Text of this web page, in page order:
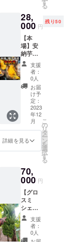
お願い致し
ます。
ブラン
ド推進
本部に
加入し
まし
た！ブ
ランド
推進本
部では
主にふ
るさと
納税の
返礼品
として
安納芋
してい
ます、
ド推進
本部に
加入す
る条件
は地域
のGAP
の認証
を貰う
必要が
ありま
着後1週
間程度
こちら
の商品
は去年
台風被
害を受
けた畑
の中で
少しだ
け生き
残って
いた樹
から収
穫出来
のバナ
ナで
次第順
次発送
致しま
す、発
送が予
定より
遅れる
場合が
ござい
だけで
スイー
ツのよ
うな甘
さと
なって
おりま
す。 #
栽培・
生産の
こだわ
と味に
は自信
があり
鹿児島
県農林
取得、
ふるさ
と納税
返礼品
として
の出
品。 今
年は病
気の影
ル袋に
入れて
20℃位
の場所
に保管
して下
さい、
一緒に
りんご
をいれ
てると
追熟が
早まり
ます
（りん
ごから
出るエ
ある程
度黄色
くなり
ました
らリン
ゴを出
しシュ
ガース
ポット
選択し
たサイ
ズの安
納芋
10kg
ごく稀
に痛ん
でいる
個体が
あるの
でその
分の補
填とし
て予め
500g程
(10kg+
10.5kg)
多めに
入れさ
せて頂
きま
す、ご
了承の
上ご購
入お願
る
28,
000 円
残り50
【本
場】安
納芋紅
20kg 完
熟！
ねっと
り！
【種子
島産】
＆幸運
の猫
ちゃん
の写真
付きお
礼の
メール
選択し
たサイ
ズの安
納芋
20kg
ごく稀
に痛ん
でいる
個体が
支援
者：
0人
お届
け予
定：
2023
年12
月
詳細を見る
こ
の
リ
タ
ー
ン
を
選
択
す
る
70,
000 円
【グロ
スミ
シェル
種】の
樹1本の
期間限
定オー
支援
者：
0人